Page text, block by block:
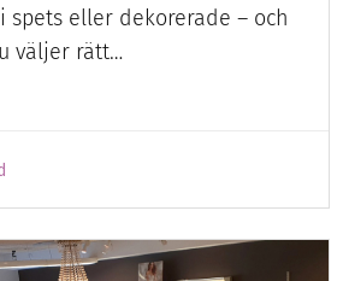
spets eller dekorerade – och
väljer rätt…